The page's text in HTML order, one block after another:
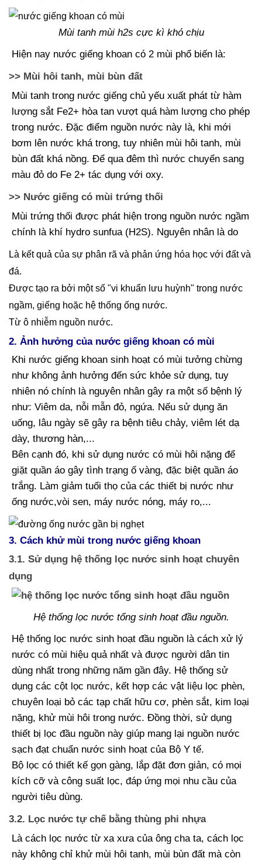
Mùi tanh mùi h2s cực kì khó chịu
Hiện nay nước giếng khoan có 2 mùi phổ biến là:
>> Mùi hôi tanh, mùi bùn đất
Mùi tanh trong nước giếng chủ yếu xuất phát từ hàm
lượng sắt Fe2+ hòa tan vượt quá hàm lượng cho phép
trong nước. Đặc điểm nguồn nước này là, khi mới
bơm lên nước khá trong, tuy nhiên mùi hôi tanh, mùi
bùn đất khá nồng. Để qua đêm thì nước chuyển sang
màu đỏ do Fe 2+ tác dụng với oxy.
>> Nước giếng có mùi trứng thối
Mùi trứng thối được phát hiện trong nguồn nước ngầm
chính là khí hydro sunfua (H2S). Nguyên nhân là do
Là kết quả của sự phân rã và phản ứng hóa học với đất và
đá.
Được tạo ra bởi một số "vi khuẩn lưu huỳnh" trong nước
ngầm, giếng hoặc hệ thống ống nước.
Từ ô nhiễm nguồn nước.
2. Ảnh hưởng của nước giếng khoan có mùi
Khi nước giếng khoan sinh hoạt có mùi tưởng chừng
như không ảnh hưởng đến sức khỏe sử dụng, tuy
nhiên nó chính là nguyên nhân gây ra một số bệnh lý
như: Viêm da, nỗi mẫn đỏ, ngứa. Nếu sử dụng ăn
uống, lâu ngày sẽ gây ra bệnh tiêu chảy, viêm lét dạ
dày, thương hàn,...
Bên cạnh đó, khi sử dụng nước có mùi hôi nặng để
giặt quần áo gây tình trạng ố vàng, đặc biệt quần áo
trắng. Làm giảm tuổi thọ của các thiết bị nước như
ống nước,vòi sen, máy nước nóng, máy ro,...
3. Cách khử mùi trong nước giếng khoan
3.1. Sử dụng hệ thống lọc nước sinh hoạt chuyên
dụng
Hệ thống lọc nước tổng sinh hoạt đầu nguồn.
Hệ thống lọc nước sinh hoạt đầu nguồn là cách xử lý
nước có mùi hiệu quả nhất và được người dân tin
dùng nhất trong những năm gần đây. Hệ thống sử
dụng các cột lọc nước, kết hợp các vật liệu lọc phèn,
chuyên loại bỏ các tạp chất hữu cơ, phèn sắt, kim loại
nặng, khử mùi hôi trong nước. Đồng thời, sử dụng
thiết bị lọc đầu nguồn này giúp mang lại nguồn nước
sạch đạt chuẩn nước sinh hoạt của Bộ Y tế.
Bộ lọc có thiết kế gọn gàng, lắp đặt đơn giản, có mọi
kích cỡ và công suất lọc, đáp ứng mọi nhu cầu của
người tiêu dùng.
3.2. Lọc nước tự chế bằng thùng phi nhựa
Là cách lọc nước từ xa xưa của ông cha ta, cách lọc
này không chỉ khử mùi hôi tanh, mùi bùn đất mà còn